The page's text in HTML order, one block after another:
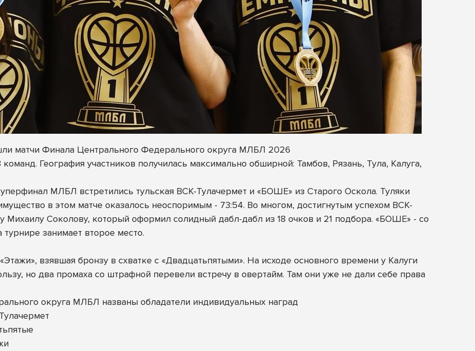
матчи Финала Центрального Федерального округа МЛБЛ 2026
География участников получилась максимально обширной: Тамбов, Рязань, Тула, Калуга,
МЛБЛ встретились тульская ВСК-Тулачермет и «БОШЕ» из Старого Оскола. Туляки
в этом матче оказалось неоспоримым - 73:54. Во многом, достигнутым успехом ВСК-
Михаилу Соколову, который оформил солидный дабл-дабл из 18 очков и 21 подбора. «БОШЕ» - со
занимает второе место.
взявшая бронзу в схватке с «Двадцатьпятыми». На исходе основного времени у Калуги
но два промаха со штрафной перевели встречу в овертайм. Там они уже не дали себе права
округа МЛБЛ названы обладатели индивидуальных наград